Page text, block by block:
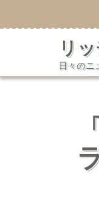
テ
ス
リ
日々のニ